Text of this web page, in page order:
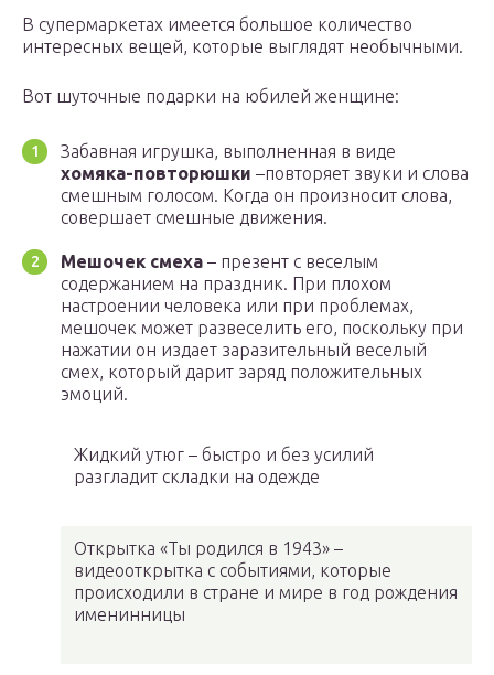
В супермаркетах имеется большое количество
интересных вещей, которые выглядят необычными.
Вот шуточные подарки на юбилей женщине:
Забавная игрушка, выполненная в виде
хомяка-повторюшки –повторяет звуки и слова
смешным голосом. Когда он произносит слова,
совершает смешные движения.
Мешочек смеха – презент с веселым
содержанием на праздник. При плохом
настроении человека или при проблемах,
мешочек может развеселить его, поскольку при
нажатии он издает заразительный веселый
смех, который дарит заряд положительных
эмоций.
Жидкий утюг – быстро и без усилий
разгладит складки на одежде
Открытка «Ты родился в 1943» –
видеооткрытка с событиями, которые
происходили в стране и мире в год рождения
именинницы